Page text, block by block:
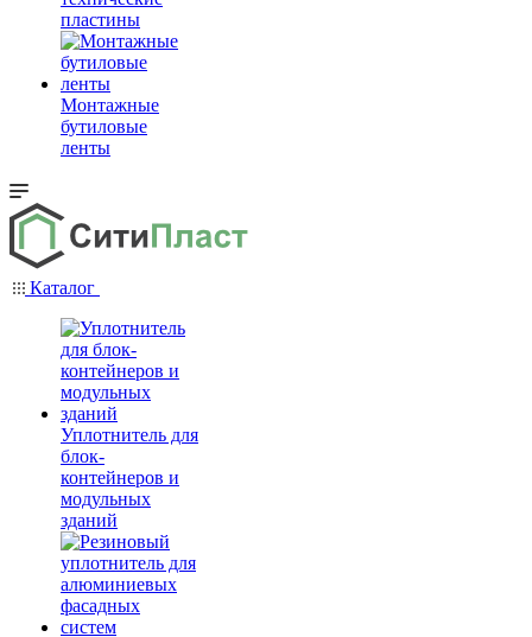
пластины
Монтажные
бутиловые
ленты
Каталог
Уплотнитель для
блок-
контейнеров и
модульных
зданий